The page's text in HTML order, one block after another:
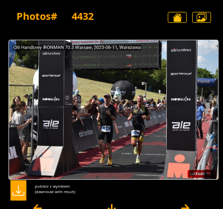
Photos# 4432
pobierz z wynikiem
(dawnload with result)